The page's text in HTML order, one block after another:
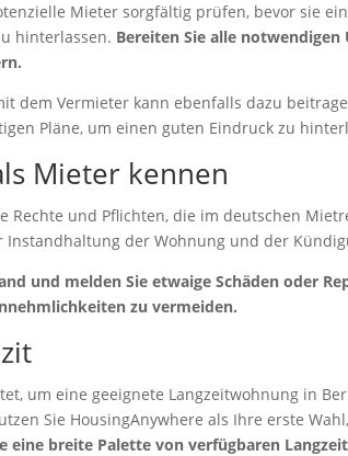
Mieter sorgfältig prüfen, bevor sie
hinterlassen. Bereiten Sie alle
dem Vermieter kann ebenfalls dazu
Pläne, um einen guten Eindruck zu
Mieter kennen
Rechte und Pflichten, die im deutschen
der Wohnung und der
und melden Sie etwaige Schäden oder
zu vermeiden.
um eine geeignete Langzeitwohnung in
Sie HousingAnywhere als Ihre erste
breite Palette von verfügbaren